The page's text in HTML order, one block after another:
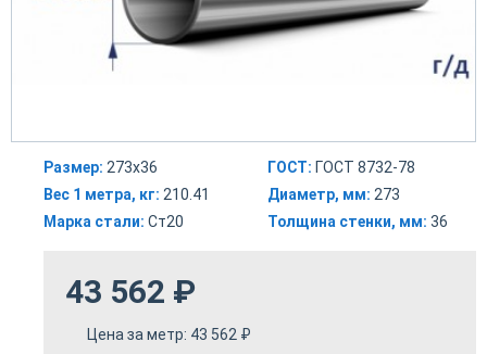
Размер: 273х36
Вес 1 метра, кг: 210.41
Марка стали: Ст20
ГОСТ: ГОСТ 8732-78
Диаметр, мм: 273
Толщина стенки, мм: 36
43 562 ₽
Цена за метр: 43 562 ₽